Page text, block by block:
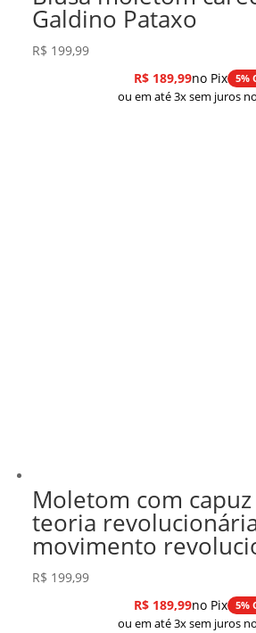
Galdino Pataxo
R$ 199,99
R$189,99no Pix 5%
ou em até 3x sem juros
Moletom com capuz
teoria
movimento
R$ 199,99
R$189,99no Pix 5%
ou em até 3x sem juros